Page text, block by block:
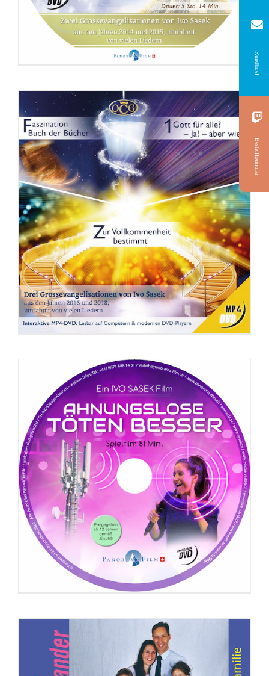
DVD: Ahnungslose töten besser
DVD: Beziehung zu Gott = Beziehung
untereinander
Rundbrief
Bestellformular